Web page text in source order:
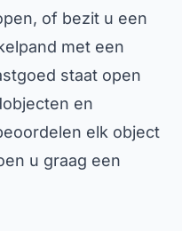
of bezit u een
met een
staat open
en
elk object
u graag een